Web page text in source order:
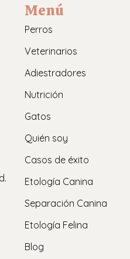
Menú
Perros
Veterinarios
Adiestradores
Nutrición
Gatos
Quién soy
Casos de éxito
Etología Canina
Separación Canina
Etología Felina
Blog